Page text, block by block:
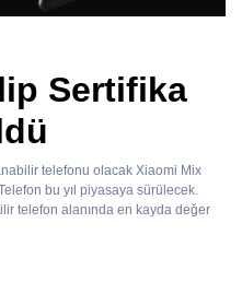
Sertifika
telefonu olacak Xiaomi Mix
bu yıl piyasaya sürülecek.
telefon alanında en kayda değer